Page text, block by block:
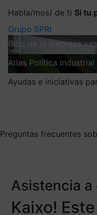
Habla(mos) de ti Si tu
Grupo SPRI
Blog de la empresa
Atlas Política Industrial
Ayudas e iniciativas
Preguntas frecuentes
Asistencia a
Kaixo!